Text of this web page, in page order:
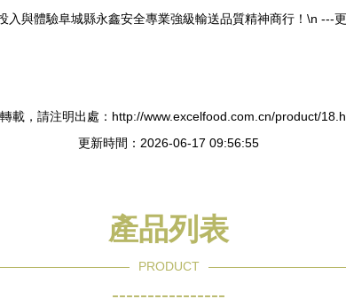
與體驗阜城縣永鑫安全專業強級輸送品質精神商行！\n ---
載，請注明出處：http://www.excelfood.com.cn/product/
更新時間：2026-06-17 09:56:55
產品列表
PRODUCT
----------------